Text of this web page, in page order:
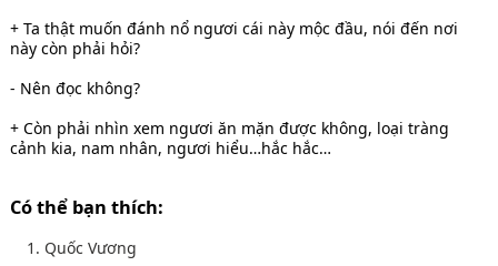
+ Ta thật muốn đánh nổ ngươi cái này mộc đầu, nói đến nơi
này còn phải hỏi?
- Nên đọc không?
+ Còn phải nhìn xem ngươi ăn mặn được không, loại tràng
cảnh kia, nam nhân, ngươi hiểu…hắc hắc…
Có thể bạn thích:
1. Quốc Vương